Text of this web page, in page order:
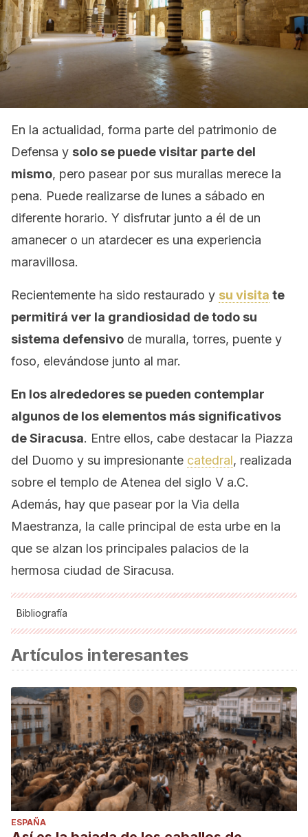
En la actualidad, forma parte del patrimonio de
Defensa y solo se puede visitar parte del
mismo, pero pasear por sus murallas merece la
pena. Puede realizarse de lunes a sábado en
diferente horario. Y disfrutar junto a él de un
amanecer o un atardecer es una experiencia
maravillosa.
Recientemente ha sido restaurado y su visita te
permitirá ver la grandiosidad de todo su
sistema defensivo de muralla, torres, puente y
foso, elevándose junto al mar.
En los alrededores se pueden contemplar
algunos de los elementos más significativos
de Siracusa. Entre ellos, cabe destacar la Piazza
del Duomo y su impresionante catedral, realizada
sobre el templo de Atenea del siglo V a.C.
Además, hay que pasear por la Via della
Maestranza, la calle principal de esta urbe en la
que se alzan los principales palacios de la
hermosa ciudad de Siracusa.
Bibliografía
Mannuccia, F., & Santalucia, F. (2000). Castelmaniace,
monumental portal and window. In Proceedings of the 9th
International Congress on Deterioration and Conservation
of Stone, Venice, June 19-24, 2000.
Siracusa. AgenziaNationalle di Turismo. Recuperado de
http://www.italia.it/es/descubre-italia/sicilia/siracusa.html
Artículos interesantes
ESPAÑA